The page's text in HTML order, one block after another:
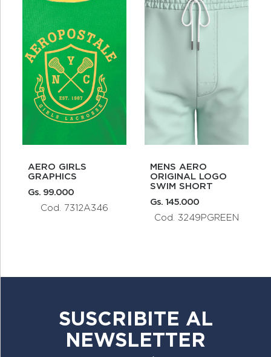
AERO GIRLS
GRAPHICS
Gs. 99.000
Cod. 7312A346
MENS AERO
ORIGINAL LOGO
SWIM SHORT
Gs. 145.000
Cod. 3249PGREEN
SUSCRIBITE AL
NEWSLETTER